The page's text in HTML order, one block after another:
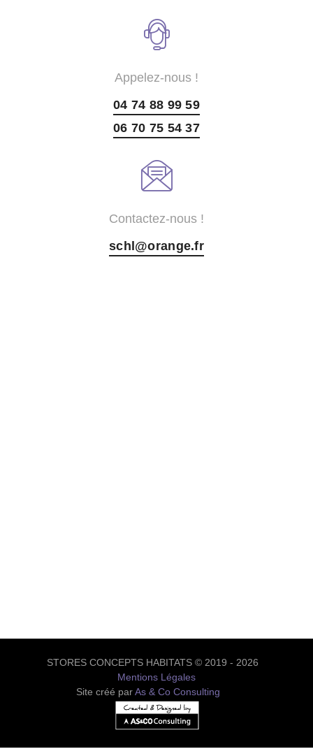
Appelez-nous !
04 74 88 99 59
06 70 75 54 37
Contactez-nous !
schl@orange.fr
STORES CONCEPTS HABITATS © 2019 - 2026
Mentions Légales
Site créé parAs & Co Consulting